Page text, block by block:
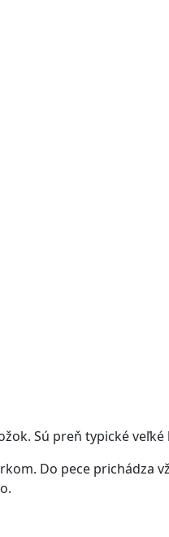
Sú preň typické
Do pece prichádza